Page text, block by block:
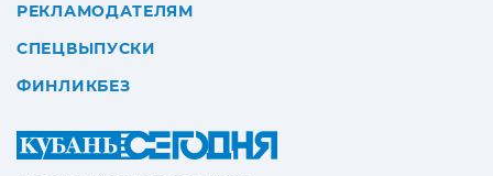
РЕКЛАМОДАТЕЛЯМ
СПЕЦВЫПУСКИ
ФИНЛИКБЕЗ